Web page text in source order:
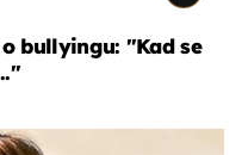
bullyingu: "Kad se